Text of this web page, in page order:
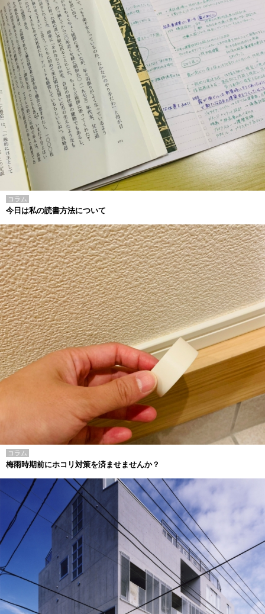
コラム
今日は私の読書方法について
コラム
梅雨時期前にホコリ対策を済ませませんか？